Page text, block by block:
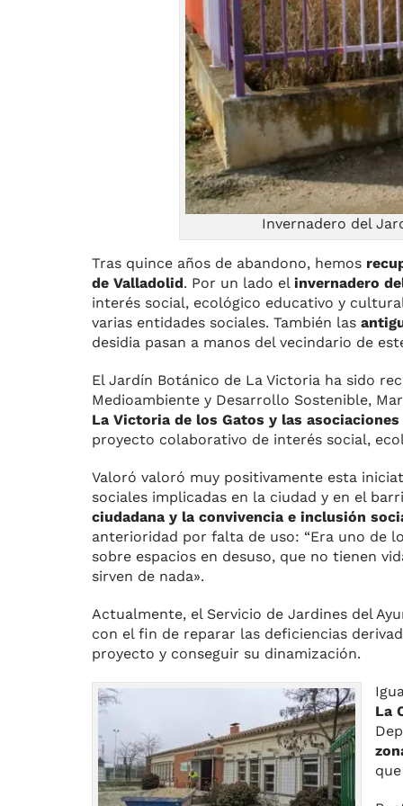
Invernadero del
Tras quince años de abandono, hemos
de Valladolid. Por un lado el invernadero
interés social, ecológico educativo y
varias entidades sociales. También las
desidia pasan a manos del vecindario de
El Jardín Botánico de La Victoria ha sido
Medioambiente y Desarrollo Sostenible,
La Victoria de los Gatos y las
proyecto colaborativo de interés social,
Valoró valoró muy positivamente esta
sociales implicadas en la ciudad y en el
ciudadana y la convivencia e inclusión
anterioridad por falta de uso: “Era uno de
sobre espacios en desuso, que no tienen
sirven de nada».
Actualmente, el Servicio de Jardines del
con el fin de reparar las deficiencias
proyecto y conseguir su dinamización.
La